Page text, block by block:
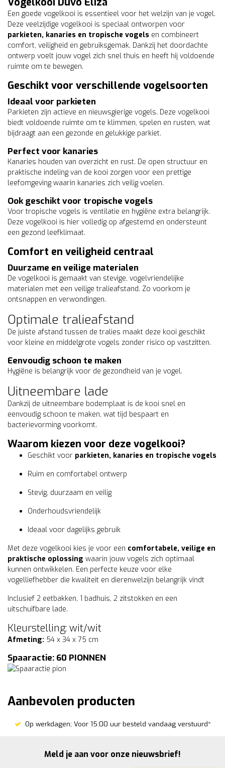
Een goede vogelkooi is essentieel voor het welzijn van je vogel.
Deze veelzijdige vogelkooi is speciaal ontworpen voor
parkieten, kanaries en tropische vogels en combineert
comfort, veiligheid en gebruiksgemak. Dankzij het doordachte
ontwerp voelt jouw vogel zich snel thuis en heeft hij voldoende
ruimte om te bewegen.
Geschikt voor verschillende vogelsoorten
Ideaal voor parkieten
Parkieten zijn actieve en nieuwsgierige vogels. Deze vogelkooi
biedt voldoende ruimte om te klimmen, spelen en rusten, wat
bijdraagt aan een gezonde en gelukkige parkiet.
Perfect voor kanaries
Kanaries houden van overzicht en rust. De open structuur en
praktische indeling van de kooi zorgen voor een prettige
leefomgeving waarin kanaries zich veilig voelen.
Ook geschikt voor tropische vogels
Voor tropische vogels is ventilatie en hygiëne extra belangrijk.
Deze vogelkooi is hier volledig op afgestemd en ondersteunt
een gezond leefklimaat.
Comfort en veiligheid centraal
Duurzame en veilige materialen
De vogelkooi is gemaakt van stevige, vogelvriendelijke
materialen met een veilige tralieafstand. Zo voorkom je
ontsnappen en verwondingen.
Optimale tralieafstand
De juiste afstand tussen de tralies maakt deze kooi geschikt
voor kleine en middelgrote vogels zonder risico op vastzitten.
Eenvoudig schoon te maken
Hygiëne is belangrijk voor de gezondheid van je vogel.
Uitneembare lade
Dankzij de uitneembare bodemplaat is de kooi snel en
eenvoudig schoon te maken, wat tijd bespaart en
bacterievorming voorkomt.
Waarom kiezen voor deze vogelkooi?
Geschikt voor parkieten, kanaries en tropische vogels
Ruim en comfortabel ontwerp
Stevig, duurzaam en veilig
Onderhoudsvriendelijk
Ideaal voor dagelijks gebruik
Met deze vogelkooi kies je voor een comfortabele, veilige en
praktische oplossing waarin jouw vogels zich optimaal
kunnen ontwikkelen. Een perfecte keuze voor elke
vogelliefhebber die kwaliteit en dierenwelzijn belangrijk vindt
Inclusief 2 eetbakken, 1 badhuis, 2 zitstokken en een
uitschuifbare lade.
Kleurstelling: wit/wit
Afmeting: 54 x 34 x 75 cm
Spaaractie: 60 PIONNEN
Aanbevolen producten
Op werkdagen; Voor 15:00 uur besteld vandaag verstuurd*
Meld je aan voor onze nieuwsbrief!